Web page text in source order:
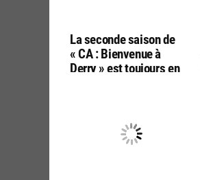
La seconde saison de
« CA : Bienvenue à
Derry » est toujours en